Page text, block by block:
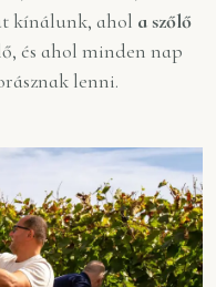
kínálunk, ahol a szőlő
és ahol minden nap
lenni.